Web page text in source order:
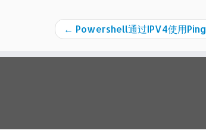
← Powershell通过IPV4使用Ping